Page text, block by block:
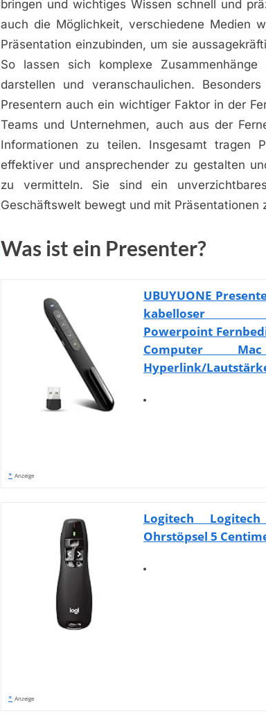
bringen und wichtiges Wissen schnell und
auch die Möglichkeit, verschiedene Medien
Präsentation einzubinden, um sie
So lassen sich komplexe
darstellen und veranschaulichen.
Presentern auch ein wichtiger Faktor in der
Teams und Unternehmen, auch aus der
Informationen zu teilen. Insgesamt tragen
effektiver und ansprechender zu gestalten
zu vermitteln. Sie sind ein
Geschäftswelt bewegt und mit Präsentationen
Was ist ein Presenter?
UBUYUONE
kabelloser
Powerpoint
Computer
Hyperlink/
* Anzeige
Logitech
Ohrstöpsel 5
* Anzeige